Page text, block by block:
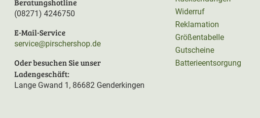
Beratungshotline
(08271) 4246750
E-Mail-Service
service@pirschershop.de
Oder besuchen Sie unser
Ladengeschäft:
Lange Gwand 1, 86682 Genderkingen
Widerruf
Reklamation
Größentabelle
Gutscheine
Batterieentsorgung